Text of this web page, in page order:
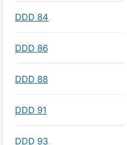
DDD 84
DDD 86
DDD 88
DDD 91
DDD 93